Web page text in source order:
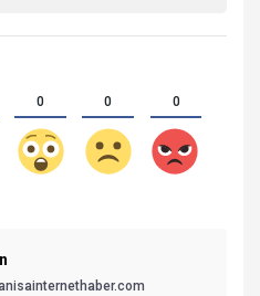
0 0 0